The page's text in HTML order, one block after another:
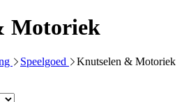
Motoriek
Speelgoed
Knutselen & Motoriek